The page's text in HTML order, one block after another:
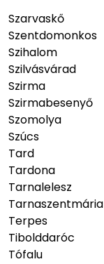
Szarvaskő
Szentdomonkos
Szihalom
Szilvásvárad
Szirma
Szirmabesenyő
Szomolya
Szúcs
Tard
Tardona
Tarnalelesz
Tarnaszentmária
Terpes
Tibolddaróc
Tófalu